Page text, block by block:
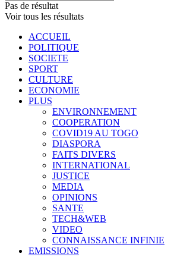
Pas de résultat
Voir tous les résultats
ACCUEIL
POLITIQUE
SOCIETE
SPORT
CULTURE
ECONOMIE
PLUS
ENVIRONNEMENT
COOPERATION
COVID19 AU TOGO
DIASPORA
FAITS DIVERS
INTERNATIONAL
JUSTICE
MEDIA
OPINIONS
SANTE
TECH&WEB
VIDEO
CONNAISSANCE INFINIE
EMISSIONS